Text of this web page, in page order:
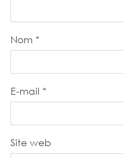
Nom *
E-mail *
Site web